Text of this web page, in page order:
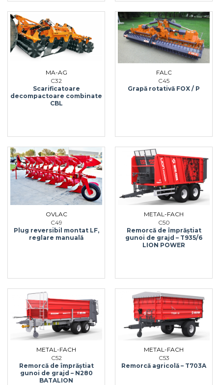
MA-AG
C32
Scarificatoare
decompactoare combinate
CBL
FALC
C45
Grapă rotativă FOX / P
OVLAC
C49
Plug reversibil montat LF,
reglare manuală
METAL-FACH
C50
Remorcă de împrăștiat
gunoi de grajd – T935/6
LION POWER
METAL-FACH
C52
Remorcă de împrăștiat
gunoi de grajd – N280
BATALION
METAL-FACH
C53
Remorcă agricolă – T703A